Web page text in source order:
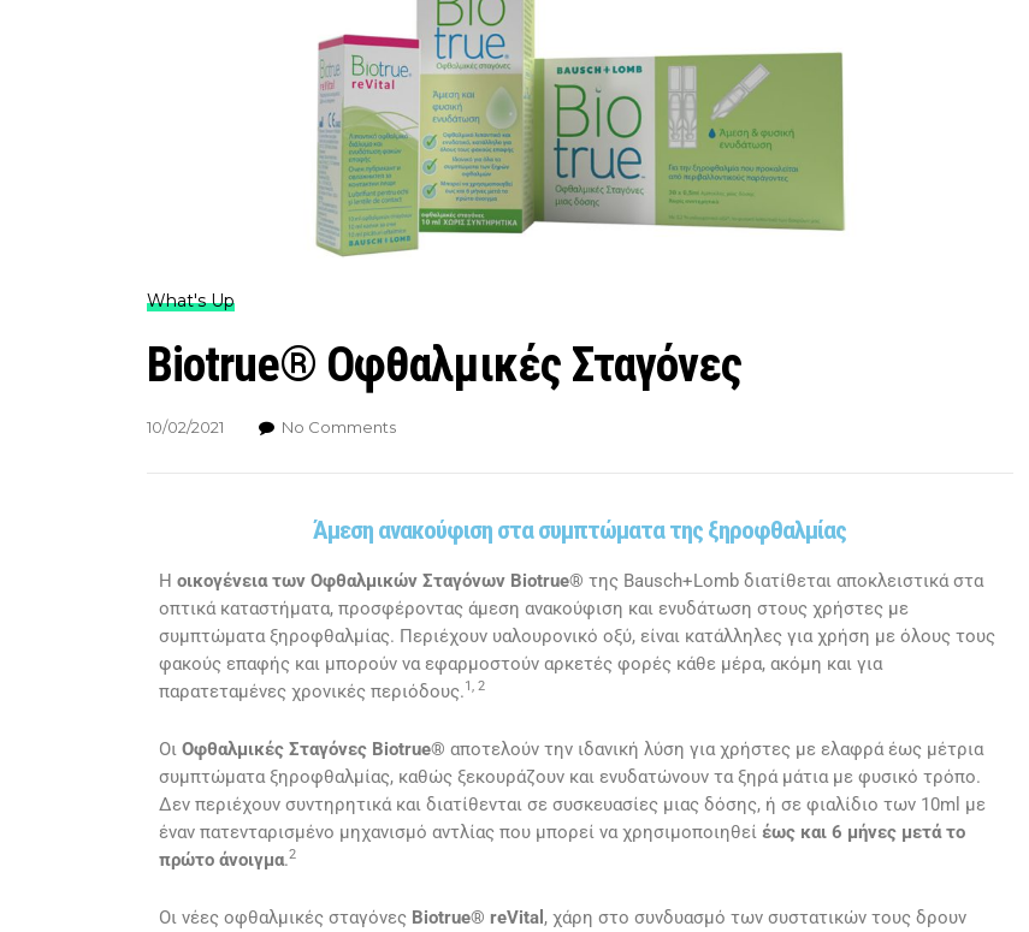
What's Up
Biotrue® Οφθαλμικές Σταγόνες
10/02/2021 No Comments
Άμεση ανακούφιση στα συμπτώματα της ξηροφθαλμίας
Η οικογένεια των Οφθαλμικών Σταγόνων Biotrue® της Bausch+Lomb διατίθεται αποκλειστικά στα
οπτικά καταστήματα, προσφέροντας άμεση ανακούφιση και ενυδάτωση στους χρήστες με
συμπτώματα ξηροφθαλμίας. Περιέχουν υαλουρονικό οξύ, είναι κατάλληλες για χρήση με όλους τους
φακούς επαφής και μπορούν να εφαρμοστούν αρκετές φορές κάθε μέρα, ακόμη και για
παρατεταμένες χρονικές περιόδους.1, 2
Οι Οφθαλμικές Σταγόνες Biotrue® αποτελούν την ιδανική λύση για χρήστες με ελαφρά έως μέτρια
συμπτώματα ξηροφθαλμίας, καθώς ξεκουράζουν και ενυδατώνουν τα ξηρά μάτια με φυσικό τρόπο.
Δεν περιέχουν συντηρητικά και διατίθενται σε συσκευασίες μιας δόσης, ή σε φιαλίδιο των 10ml με
έναν πατενταρισμένο μηχανισμό αντλίας που μπορεί να χρησιμοποιηθεί έως και 6 μήνες μετά το
πρώτο άνοιγμα.2
Οι νέες οφθαλμικές σταγόνες Biotrue® reVital , χάρη στο συνδυασμό των συστατικών τους δρουν